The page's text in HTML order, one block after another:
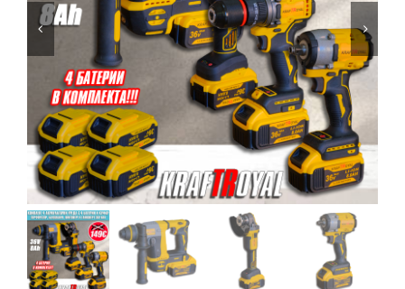
Промоции